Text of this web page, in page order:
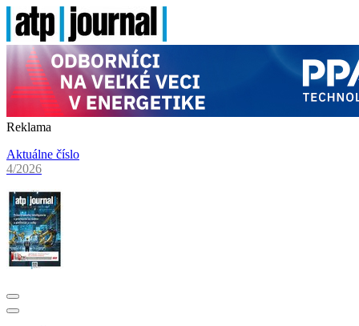
Reklama
Aktuálne číslo
4/2026